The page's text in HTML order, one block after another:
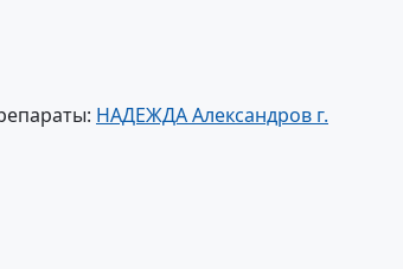
НАДЕЖДА Александров г.